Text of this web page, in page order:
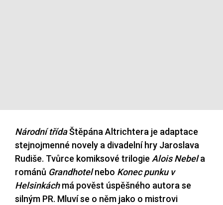
Národní třídaŠtěpána Altrichtera je adaptace
stejnojmenné novely a divadelní hry Jaroslava
Rudiše. Tvůrce komiksové trilogie Alois Nebela
románů Grandhotelnebo Konec punku v
Helsinkáchmá pověst úspěšného autora se
silným PR. Mluví se o něm jako o mistrovi